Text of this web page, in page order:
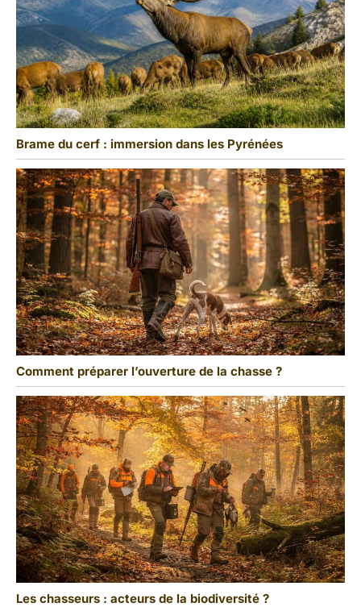
Brame du cerf : immersion dans les Pyrénées
Comment préparer l’ouverture de la chasse ?
Les chasseurs : acteurs de la biodiversité ?